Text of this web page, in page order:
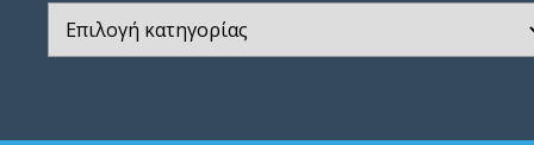
Kατηγορίες